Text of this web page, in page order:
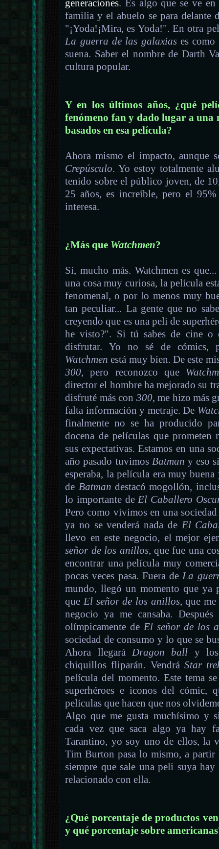
generaciones. Es algo que se ve en
familia y el abuelo se para delante
"¡Yoda!¡Mira, es Yoda!". En otra
La guerra de las galaxiases como
suena. Saber el nombre de Darth
cultura popular.
Y en los últimos años, ¿qué
fenómeno fan y dado lugar a
basados en esa película?
Ahora mismo el impacto, aunque
Crepúsculo. Yo estoy totalmente
tenido sobre el público joven, de
25 años, es increíble, pero el
interesa.
¿Más que Watchmen?
Sí, mucho más. Watchmen es
una cosa muy curiosa, la película
fenomenal, o por lo menos muy
tan peculiar... La gente que no
creyendo que es una peli de
he visto?". Si tú sabes de cine o
disfrutar. Yo no sé de cómics,
Watchmen está muy bien. De este
300, pero reconozco que
director el hombre ha mejorado su
disfruté más con 300, me hizo más
falta información y metraje. De
finalmente no se ha producido
docena de películas que
sus expectativas. Estamos en una
año pasado tuvimos Batman y eso
esperaba, la película era muy
de Batman destacó mogollón,
lo importante de El Caballero
Pero como vivimos en una
ya no se venderá nada de El
llevo en este negocio, el mejor
señor de los anillos, que fue una
encontrar una película muy
pocas veces pasa. Fuera de La
mundo, llegó un momento que ya
que El señor de los anillos, que
negocio ya me cansaba.
olímpicamente de El señor de los
sociedad de consumo y lo que se
Ahora llegará Dragon ball y
chiquillos fliparán. Vendrá Star
película del momento. Este tema
superhéroes e iconos del cómic,
películas que hacen que nos
Algo que me gusta muchísimo y
cada vez que saca algo ya hay
Tarantino, yo soy uno de ellos, la
Tim Burton pasa lo mismo, a
siempre que sale una peli suya
relacionado con ella.
¿Qué porcentaje de productos
y qué porcentaje sobre